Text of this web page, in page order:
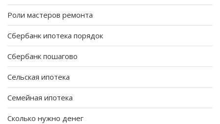
Роли мастеров ремонта
Сбербанк ипотека порядок
Сбербанк пошагово
Сельская ипотека
Семейная ипотека
Сколько нужно денег